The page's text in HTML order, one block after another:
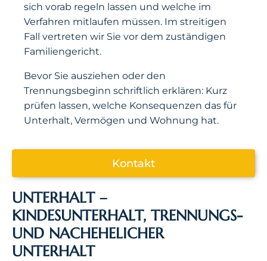
sich vorab regeln lassen und welche im
Verfahren mitlaufen müssen. Im streitigen
Fall vertreten wir Sie vor dem zuständigen
Familiengericht.
Bevor Sie ausziehen oder den
Trennungsbeginn schriftlich erklären: Kurz
prüfen lassen, welche Konsequenzen das für
Unterhalt, Vermögen und Wohnung hat.
Kontakt
UNTERHALT –
KINDESUNTERHALT, TRENNUNGS-
UND NACHEHELICHER
UNTERHALT